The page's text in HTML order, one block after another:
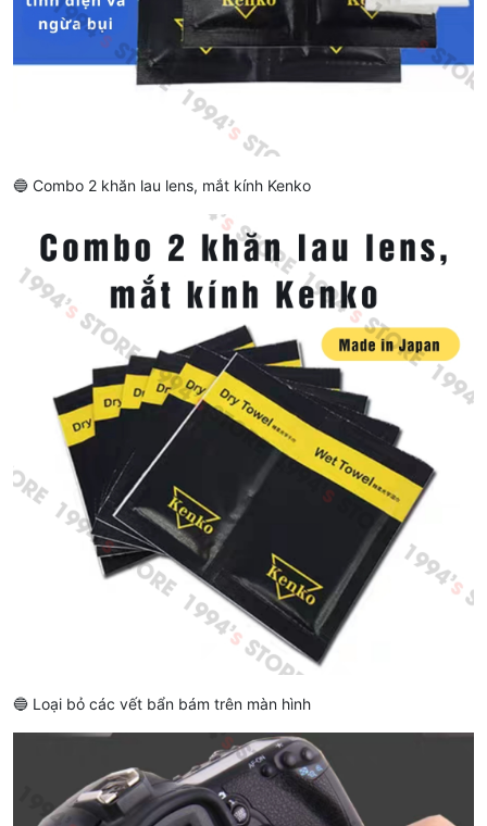
🔵 Combo 2 khăn lau lens, mắt kính Kenko
🔵 Loại bỏ các vết bẩn bám trên màn hình